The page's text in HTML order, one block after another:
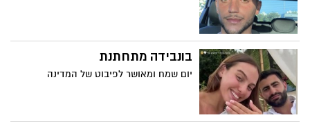
בונבידה מתחתנת
יום שמח ומאושר לפיבוט של המדינה